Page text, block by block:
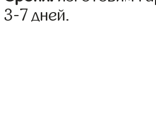
3-7 дней.